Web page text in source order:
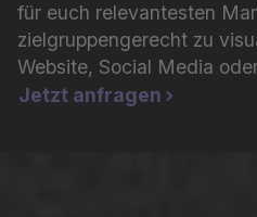
für euch relevantesten
zielgruppengerecht zu
Website, Social Media
Jetzt anfragen